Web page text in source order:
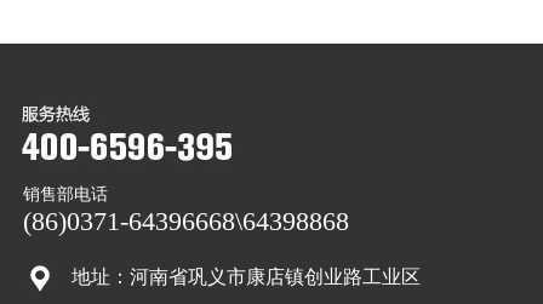
销售部电话
(86)0371-64396668\64398868
地址：河南省巩义市康店镇创业路工业区